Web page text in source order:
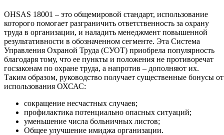
OHSAS 18001 – это общемировой стандарт, использование
которого помогает разграничить ответственность за охрану
труда в организации, и наладить менеджмент повышенной
результативности в обозначенном сегменте. Эта Система
Управления Охраной Труда (СУОТ) приобрела популярность
благодаря тому, что ее пункты и положения не противоречат
госзаконам по охране труда, а напротив – дополняют их.
Таким образом, руководство получает существенные бонусы от
использования ОХСАС:
сокращение несчастных случаев;
профилактика потенциально опасных ситуаций;
уменьшение числа больничных листов;
Общее улучшение имиджа организации.